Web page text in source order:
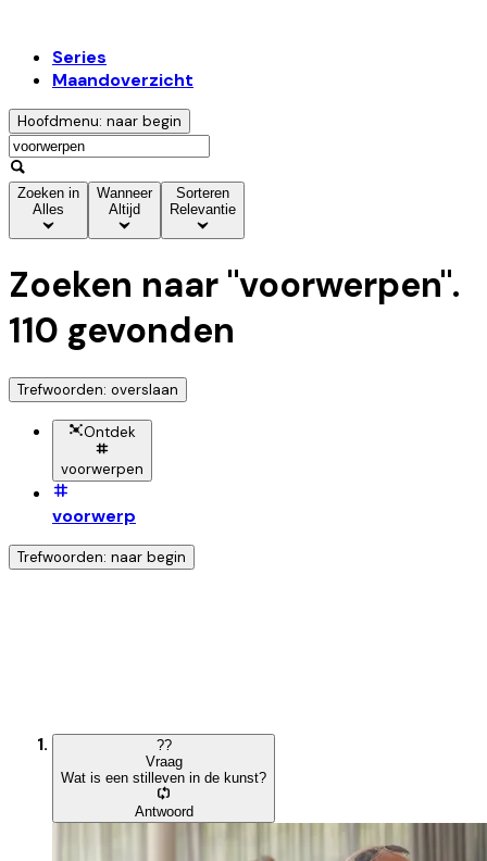
Series
Maandoverzicht
Hoofdmenu: naar begin
Zoeken in
Alles
Wanneer
Altijd
Sorteren
Relevantie
Zoeken naar "voorwerpen".
110 gevonden
Trefwoorden: overslaan
Ontdek
voorwerpen
voorwerp
Trefwoorden: naar begin
??
Vraag
Wat is een stilleven in de kunst?
Antwoord